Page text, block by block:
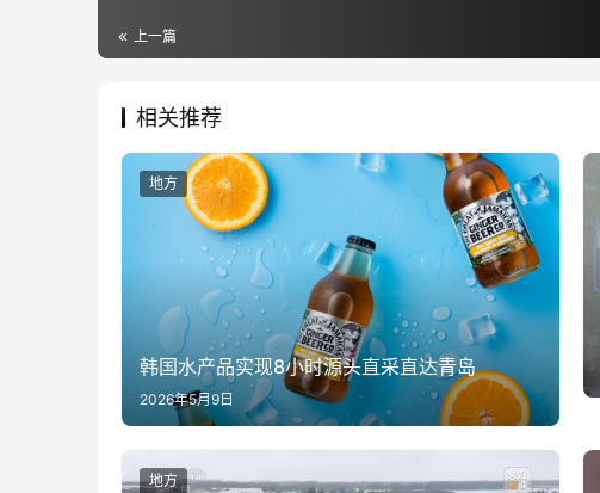
上一篇
相关推荐
韩国水产品实现8小时源头直采直达青岛
2026年5月9日
地方
地方